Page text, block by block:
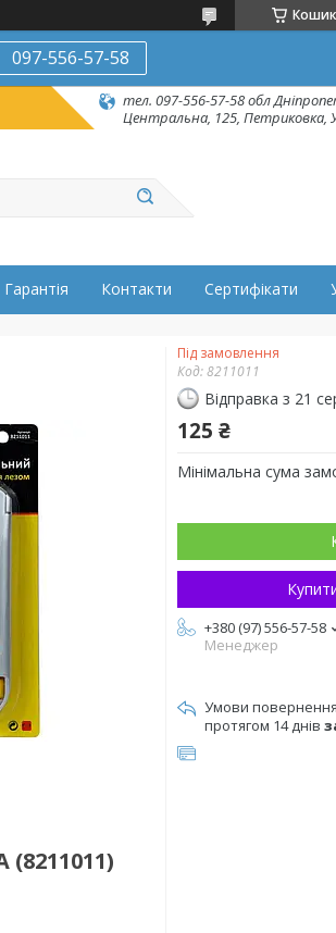
Кошик
097-556-57-58
тел. 097-556-57-58 обл
Центральна, 125, Петриковка,
Гарантія Контакти Сертифікати
Під замовлення
Код:8211011
Відправка з 21
125 ₴
Мінімальна сума
+380 (97) 556-57-58
Менеджер
протягом 14 днів